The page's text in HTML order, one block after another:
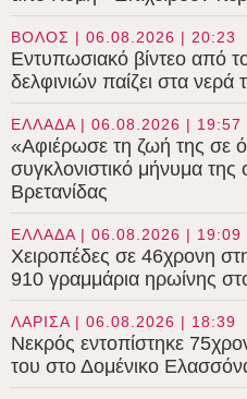
ΒΟΛΟΣ | 06.08.2026 | 20:23
Εντυπωσιακό βίντεο από
δελφινιών παίζει στα νερά
ΕΛΛΑΔΑ | 06.08.2026 | 19:57
«Αφιέρωσε τη ζωή της σε
συγκλονιστικό μήνυμα της
Βρετανίδας
ΕΛΛΑΔΑ | 06.08.2026 | 19:09
Χειροπέδες σε 46χρονη
910 γραμμάρια ηρωίνης
ΛΑΡΙΣΑ | 06.08.2026 | 18:39
Νεκρός εντοπίστηκε
του στο Δομένικο